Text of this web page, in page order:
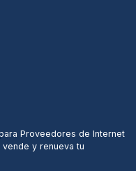
Proveedores de Internet
vende y renueva tu